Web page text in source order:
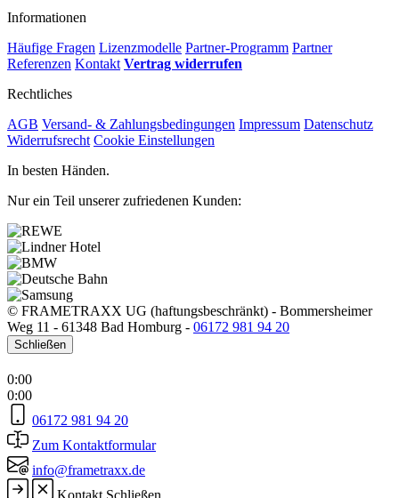
Informationen
Häufige Fragen Lizenzmodelle Partner-Programm Partner
Referenzen Kontakt Vertrag widerrufen
Rechtliches
AGB Versand- & Zahlungsbedingungen Impressum Datenschutz
Widerrufsrecht Cookie Einstellungen
In besten Händen.
Nur ein Teil unserer zufriedenen Kunden:
© FRAMETRAXX UG (haftungsbeschränkt) - Bommersheimer
Weg 11 - 61348 Bad Homburg - 06172 981 94 20
Schließen
0:00
0:00
06172 981 94 20
Zum Kontaktformular
info@frametraxx.de